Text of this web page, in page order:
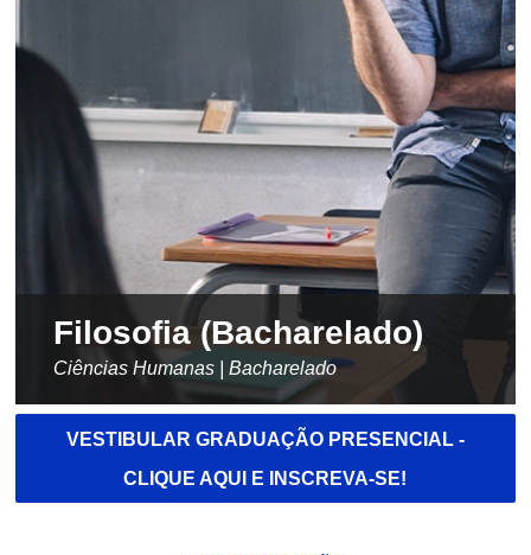
Filosofia (Bacharelado)
Ciências Humanas | Bacharelado
VESTIBULAR GRADUAÇÃO PRESENCIAL -
CLIQUE AQUI E INSCREVA-SE!